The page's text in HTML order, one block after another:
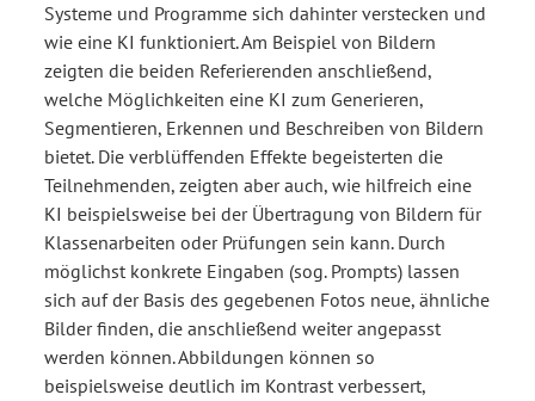
Systeme und Programme sich dahinter verstecken und
wie eine KI funktioniert. Am Beispiel von Bildern
zeigten die beiden Referierenden anschließend,
welche Möglichkeiten eine KI zum Generieren,
Segmentieren, Erkennen und Beschreiben von Bildern
bietet. Die verblüffenden Effekte begeisterten die
Teilnehmenden, zeigten aber auch, wie hilfreich eine
KI beispielsweise bei der Übertragung von Bildern für
Klassenarbeiten oder Prüfungen sein kann. Durch
möglichst konkrete Eingaben (sog. Prompts) lassen
sich auf der Basis des gegebenen Fotos neue, ähnliche
Bilder finden, die anschließend weiter angepasst
werden können. Abbildungen können so
beispielsweise deutlich im Kontrast verbessert,